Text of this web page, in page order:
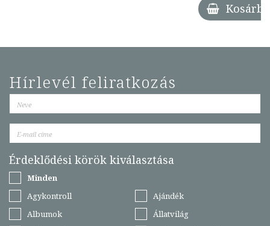
Kosárba
Hírlevél feliratkozás
Érdeklődési körök kiválasztása
Minden
Agykontroll
Ajándék
Albumok
Állatvilág